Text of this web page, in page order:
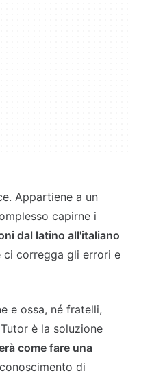
Appartiene a un
capirne i
dal latino all'italiano
ci corregga gli errori e
e ossa, né fratelli,
è la soluzione
come fare una
di